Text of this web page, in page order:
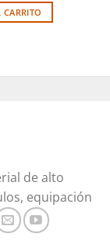
de alto
equipación